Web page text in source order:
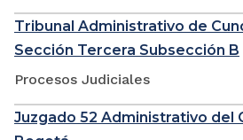
Tribunal Administrativo de
Sección Tercera Subsección B
Procesos Judiciales
Juzgado 52 Administrativo del